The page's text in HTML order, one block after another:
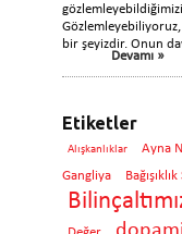
bir şeyizdir. Onun
Devamı »
Etiketler
Alışkanlıklar Ayna
Gangliya